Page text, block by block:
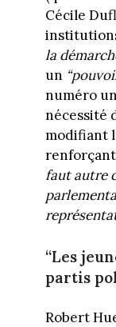
Cécile
la
un
numéro
nécessité
modifiant
faut autre
“Les
partis
Robert